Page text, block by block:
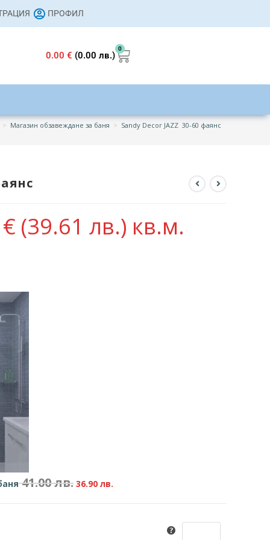
ПРОФИЛ
0.00€ (0.00 лв.)
0
> Магазин обзавеждане за баня > Sandy Decor JAZZ 30-60 фаянс
€ (39.61 лв.) кв.м.
41.00лв. 36.90 лв.